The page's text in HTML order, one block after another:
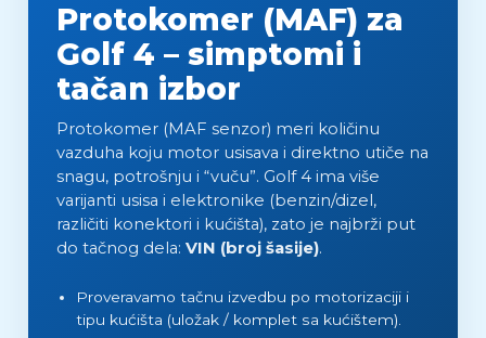
Protokomer (MAF) za
Golf 4 – simptomi i
tačan izbor
Protokomer (MAF senzor) meri količinu
vazduha koju motor usisava i direktno utiče na
snagu, potrošnju i “vuču”. Golf 4 ima više
varijanti usisa i elektronike (benzin/dizel,
različiti konektori i kućišta), zato je najbrži put
do tačnog dela: VIN (broj šasije).
Proveravamo tačnu izvedbu po motorizaciji i
tipu kućišta (uložak / komplet sa kućištem).